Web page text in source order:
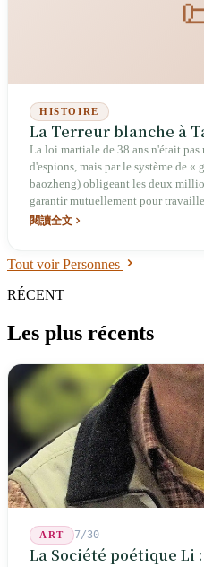
HISTOIRE
La Terreur blanche à
La loi martiale de 38 ans n'était
d'espions, mais par le système de
baozheng) obligeant les deux
garantir mutuellement pour
Chen Zhi-xiong, Shi Shui-huan,
閱讀全文
Tout voir Personnes
RÉCENT
Les plus récents
ART 7/30
La Société poétique Li